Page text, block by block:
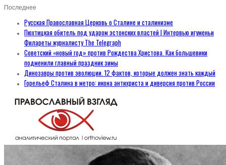
Последнее
Русская Православная Церковь о Сталине и сталинизме
Пюхтицкая обитель под ударом эстонских властей | Интервью игуменьи
Филареты журналисту The Telegraph
Советский «новый год» против Рождества Христова. Как большевики
подменили главный праздник зимы
Динозавры против эволюции. 12 фактов, которые должен знать каждый
Горельеф Сталина в метро: икона антихриста и диверсия против России